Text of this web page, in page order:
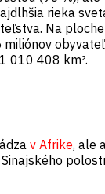
rieka
Na ploche
miliónov
010 408 km².
v Afrike, ale
Sinajského